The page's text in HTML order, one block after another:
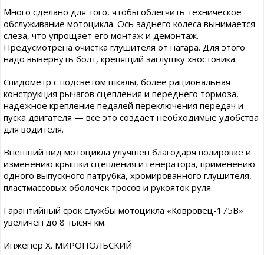
Много сделано для того, чтобы облегчить техническое
обслуживание мотоцикла. Ось заднего колеса вынимается
слеза, что упрощает его монтаж и демонтаж.
Предусмотрена очистка глушителя от нагара. Для этого
надо вывернуть болт, крепящий заглушку хвостовика.
Спидометр с подсветом шкалы, более рациональная
конструкция рычагов сцепления и переднего тормоза,
надежное крепление педалей переключения передач и
пуска двигателя — все это создает необходимые удобства
для водителя.
Внешний вид мотоцикла улучшен благодаря полировке и
изменению крышки сцепления и генератора, применению
одного выпускного патрубка, хромированного глушителя,
пластмассовых оболочек тросов и рукояток руля.
Гарантийный срок службы мотоцикла «Ковровец-175В»
увеличен до 8 тысяч км.
Инженер X. МИРОПОЛЬСКИЙ